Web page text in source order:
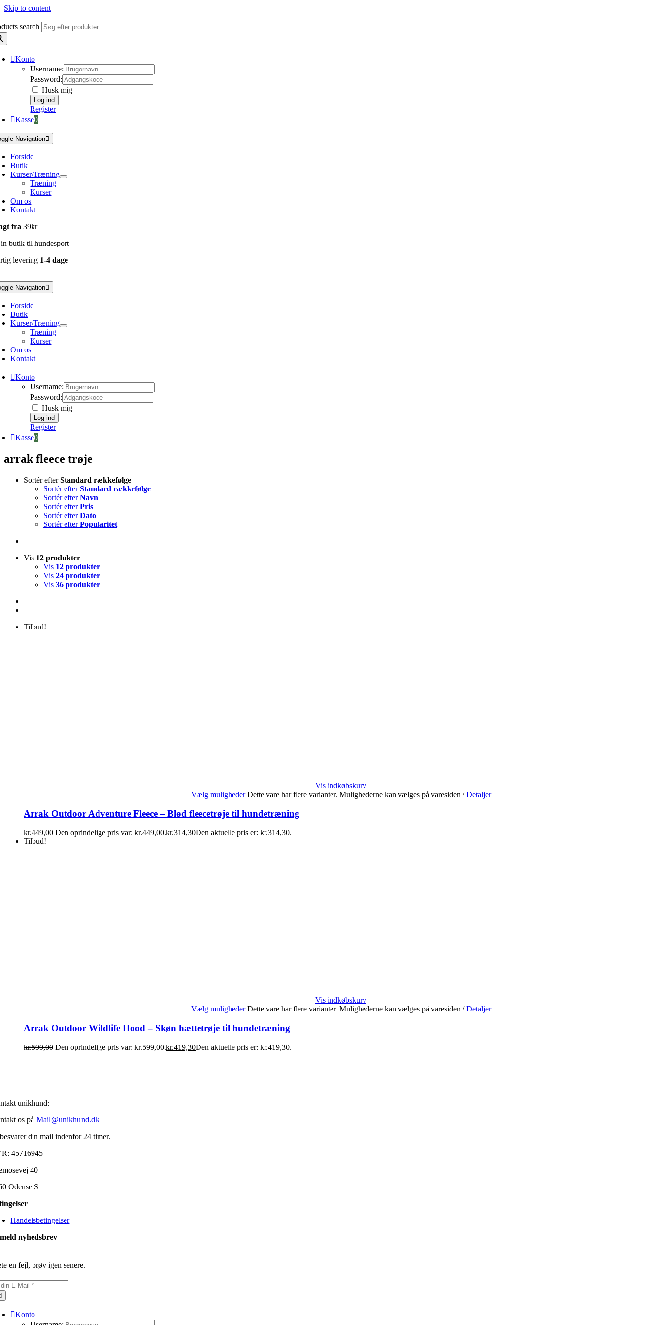
Skip to content
search
Konto
Username:
Password:
Husk mig
Register
Kasse0
Navigation
Forside
Butik
Kurser/Træning
Træning
Kurser
Om os
Kontakt
fra39kr
butik til hundesport
levering 1-4 dage
Navigation
Forside
Butik
Kurser/Træning
Træning
Kurser
Om os
Kontakt
Konto
Username:
Password:
Husk mig
Register
Kasse0
arrak fleece trøje
Sortér efterStandard rækkefølge
Sortér efterStandard rækkefølge
Sortér efterNavn
Sortér efterPris
Sortér efterDato
Sortér efterPopularitet
Vis 12 produkter
Vis 12 produkter
Vis 24 produkter
Vis 36 produkter
Tilbud!
Vis indkøbskurv
Vælg muligheder Dette vare har flere varianter. Mulighederne kan vælges på varesiden / Detaljer
Arrak Outdoor Adventure Fleece – Blød fleecetrøje til hundetræning
kr.449,00 Den oprindelige pris var: kr.449,00.kr.314,30Den aktuelle pris er: kr.314,30.
Tilbud!
Vis indkøbskurv
Vælg muligheder Dette vare har flere varianter. Mulighederne kan vælges på varesiden / Detaljer
Arrak Outdoor Wildlife Hood – Skøn hættetrøje til hundetræning
kr.599,00 Den oprindelige pris var: kr.599,00.kr.419,30Den aktuelle pris er: kr.419,30.
unikhund:
os på Mail@unikhund.dk
din mail indenfor 24 timer.
45716945
40
Odense S
Handelsbetingelser
nyhedsbrev
en fejl, prøv igen senere.
Konto